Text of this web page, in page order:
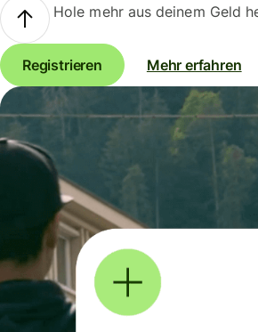
Hole mehr aus deinem Geld
Registrieren Mehr erfahren